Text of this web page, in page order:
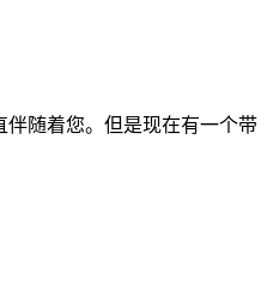
随着您。但是现在有一个带